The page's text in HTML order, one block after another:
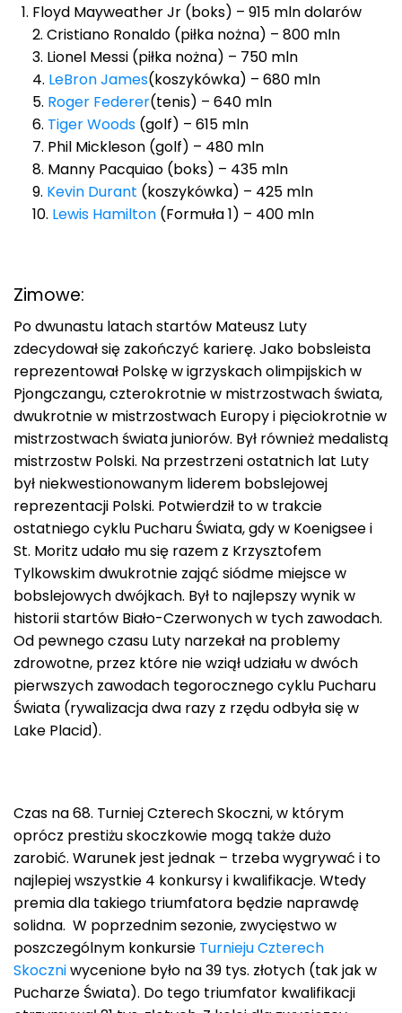
Floyd Mayweather Jr (boks) – 915 mln dolarów
2. Cristiano Ronaldo (piłka nożna) – 800 mln
3. Lionel Messi (piłka nożna) – 750 mln
4. LeBron James(koszykówka) – 680 mln
5. Roger Federer(tenis) – 640 mln
6. Tiger Woods(golf) – 615 mln
7. Phil Mickleson (golf) – 480 mln
8. Manny Pacquiao (boks) – 435 mln
9. Kevin Durant (koszykówka) – 425 mln
10. Lewis Hamilton(Formuła 1) – 400 mln
Zimowe:
Po dwunastu latach startów Mateusz Luty
zdecydował się zakończyć karierę. Jako bobsleista
reprezentował Polskę w igrzyskach olimpijskich w
Pjongczangu, czterokrotnie w mistrzostwach świata,
dwukrotnie w mistrzostwach Europy i pięciokrotnie w
mistrzostwach świata juniorów. Był również medalistą
mistrzostw Polski. Na przestrzeni ostatnich lat Luty
był niekwestionowanym liderem bobslejowej
reprezentacji Polski. Potwierdził to w trakcie
ostatniego cyklu Pucharu Świata, gdy w Koenigsee i
St. Moritz udało mu się razem z Krzysztofem
Tylkowskim dwukrotnie zająć siódme miejsce w
bobslejowych dwójkach. Był to najlepszy wynik w
historii startów Biało-Czerwonych w tych zawodach.
Od pewnego czasu Luty narzekał na problemy
zdrowotne, przez które nie wziął udziału w dwóch
pierwszych zawodach tegorocznego cyklu Pucharu
Świata (rywalizacja dwa razy z rzędu odbyła się w
Lake Placid).
Czas na 68. Turniej Czterech Skoczni, w którym
oprócz prestiżu skoczkowie mogą także dużo
zarobić. Warunek jest jednak – trzeba wygrywać i to
najlepiej wszystkie 4 konkursy i kwalifikacje. Wtedy
premia dla takiego triumfatora będzie naprawdę
solidna. W poprzednim sezonie, zwycięstwo w
poszczególnym konkursie Turnieju Czterech
Skoczniwycenione było na 39 tys. złotych (tak jak w
Pucharze Świata). Do tego triumfator kwalifikacji